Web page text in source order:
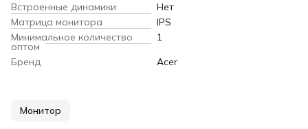
Встроенные динамики
Нет
Матрица монитора
IPS
Минимальное количество
оптом
1
Бренд
Acer
Монитор